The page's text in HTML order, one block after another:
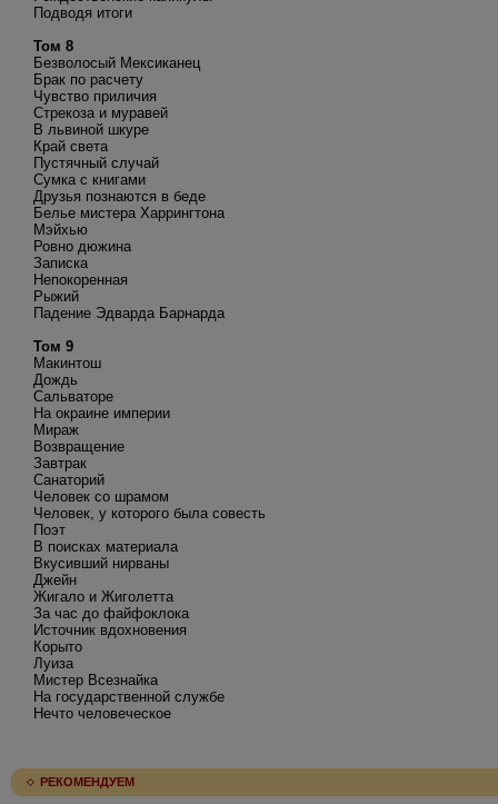
Подводя итоги
Том 8
Безволосый Мексиканец
Брак по расчету
Чувство приличия
Стрекоза и муравей
В львиной шкуре
Край света
Пустячный случай
Сумка с книгами
Друзья познаются в беде
Белье мистера Харрингтона
Мэйхью
Ровно дюжина
Записка
Непокоренная
Рыжий
Падение Эдварда Барнарда
Том 9
Макинтош
Дождь
Сальваторе
На окраине империи
Мираж
Возвращение
Завтрак
Санаторий
Человек со шрамом
Человек, у которого была совесть
Поэт
В поисках материала
Вкусивший нирваны
Джейн
Жигало и Жиголетта
За час до файфоклока
Источник вдохновения
Корыто
Луиза
Мистер Всезнайка
На государственной службе
Нечто человеческое
РЕКОМЕНДУЕМ